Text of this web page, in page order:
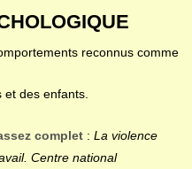
reconnus comme
des enfants.
complet : La violence
Centre national